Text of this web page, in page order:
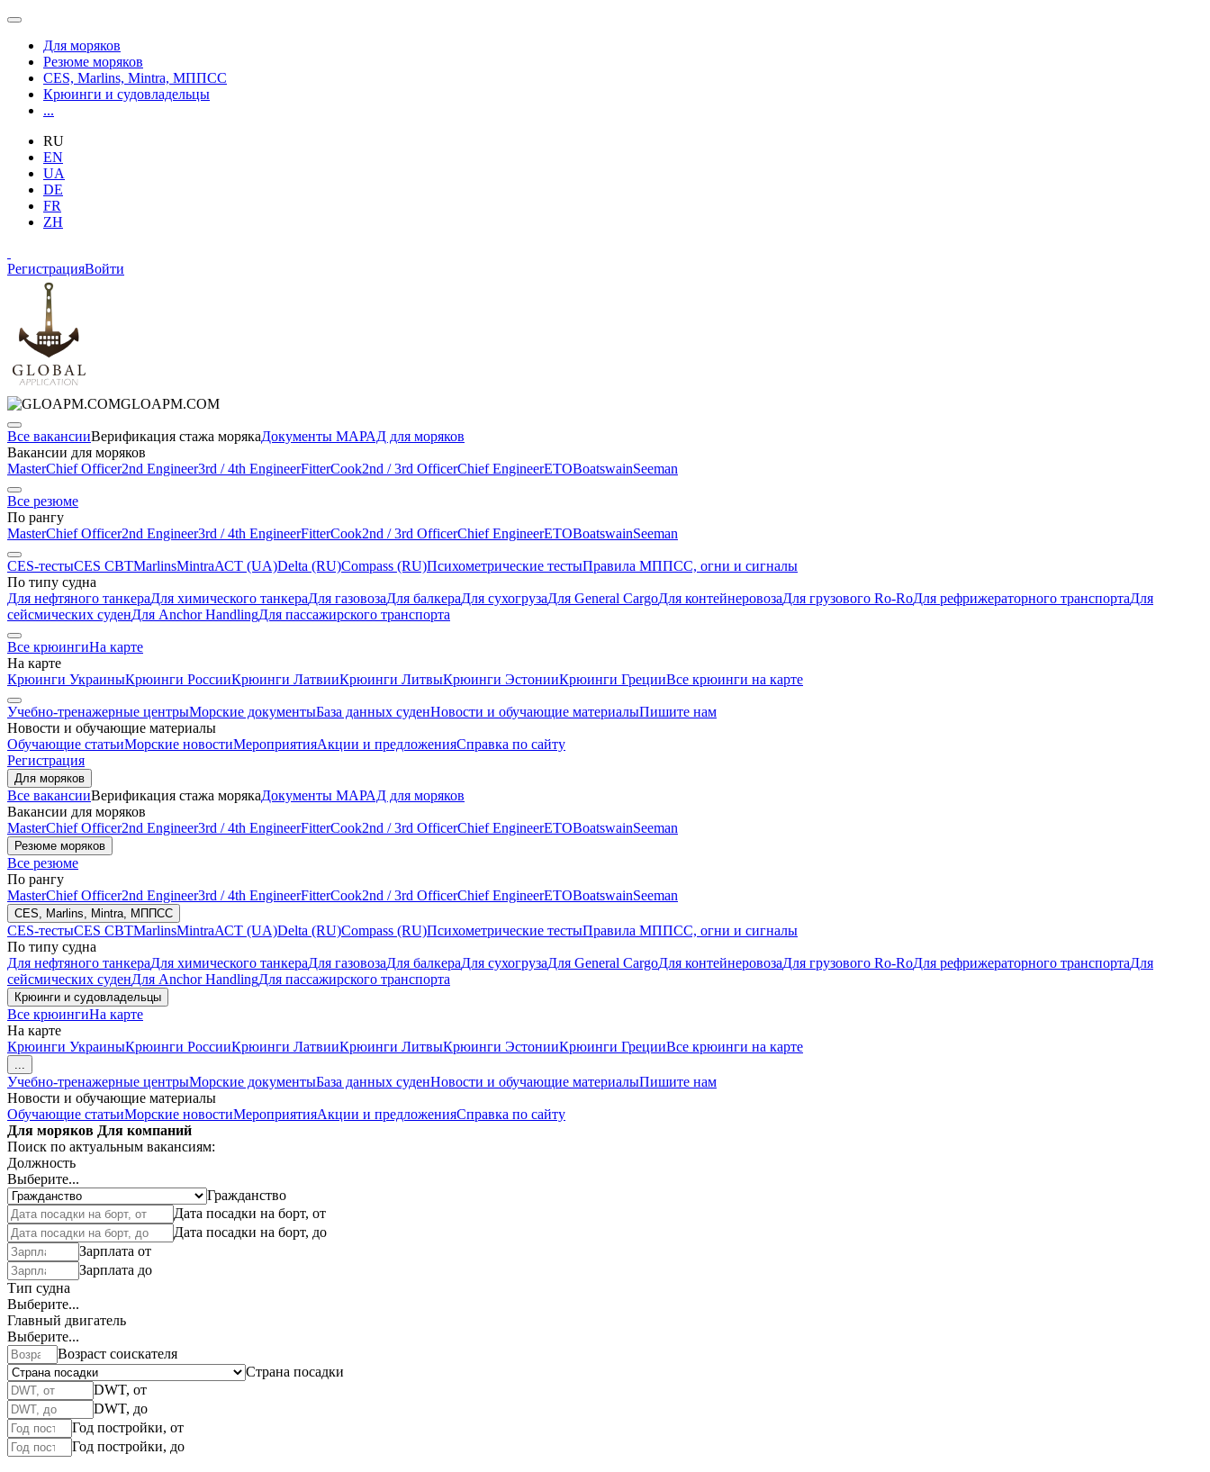
Для моряков
Резюме моряков
CES, Marlins, Mintra, МППСС
Крюинги и судовладельцы
...
RU
EN
UA
DE
FR
ZH
РегистрацияВойти
GLOAPM.COM
Все вакансииВерификация стажа морякаДокументы МАРАД для моряков
Вакансии для моряков
MasterChief Officer2nd Engineer3rd / 4th EngineerFitterCook2nd / 3rd OfficerChief EngineerETOBoatswainSeeman
Все резюме
По рангу
MasterChief Officer2nd Engineer3rd / 4th EngineerFitterCook2nd / 3rd OfficerChief EngineerETOBoatswainSeeman
CES-тестыCES CBTMarlinsMintraАСТ (UA)Delta (RU)Compass (RU)Психометрические тестыПравила МППСС, огни и сигналы
По типу судна
Для нефтяного танкераДля химического танкераДля газовозаДля балкераДля сухогрузаДля General CargoДля контейнеровозаДля грузового Ro-RoДля рефрижераторного транспортаДля
сейсмических суденДля Anchor HandlingДля пассажирского транспорта
Все крюингиНа карте
На карте
Крюинги УкраиныКрюинги РоссииКрюинги ЛатвииКрюинги ЛитвыКрюинги ЭстонииКрюинги ГрецииВсе крюинги на карте
Учебно-тренажерные центрыМорские документыБаза данных суденНовости и обучающие материалыПишите нам
Новости и обучающие материалы
Обучающие статьиМорские новостиМероприятияАкции и предложенияСправка по сайту
Регистрация
Для моряков
Все вакансииВерификация стажа морякаДокументы МАРАД для моряков
Вакансии для моряков
MasterChief Officer2nd Engineer3rd / 4th EngineerFitterCook2nd / 3rd OfficerChief EngineerETOBoatswainSeeman
Резюме моряков
Все резюме
По рангу
MasterChief Officer2nd Engineer3rd / 4th EngineerFitterCook2nd / 3rd OfficerChief EngineerETOBoatswainSeeman
CES, Marlins, Mintra, МППСС
CES-тестыCES CBTMarlinsMintraАСТ (UA)Delta (RU)Compass (RU)Психометрические тестыПравила МППСС, огни и сигналы
По типу судна
Для нефтяного танкераДля химического танкераДля газовозаДля балкераДля сухогрузаДля General CargoДля контейнеровозаДля грузового Ro-RoДля рефрижераторного транспортаДля
сейсмических суденДля Anchor HandlingДля пассажирского транспорта
Крюинги и судовладельцы
Все крюингиНа карте
На карте
Крюинги УкраиныКрюинги РоссииКрюинги ЛатвииКрюинги ЛитвыКрюинги ЭстонииКрюинги ГрецииВсе крюинги на карте
...
Учебно-тренажерные центрыМорские документыБаза данных суденНовости и обучающие материалыПишите нам
Новости и обучающие материалы
Обучающие статьиМорские новостиМероприятияАкции и предложенияСправка по сайту
Для моряков Для компаний
Поиск по актуальным вакансиям:
Должность
Выберите...
Гражданство
Дата посадки на борт, от
Дата посадки на борт, до
Зарплата от
Зарплата до
Тип судна
Выберите...
Главный двигатель
Выберите...
Возраст соискателя
Страна посадки
DWT, от
DWT, до
Год постройки, от
Год постройки, до